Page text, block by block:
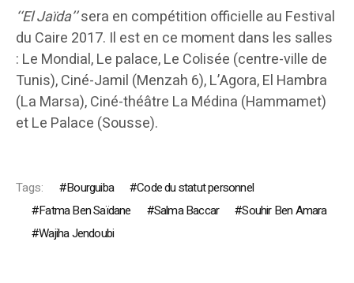
‘‘El Jaïda’’sera en compétition officielle au Festival
du Caire 2017. Il est en ce moment dans les salles
: Le Mondial, Le palace, Le Colisée (centre-ville de
Tunis), Ciné-Jamil (Menzah 6), L’Agora, El Hambra
(La Marsa), Ciné-théâtre La Médina (Hammamet)
et Le Palace (Sousse).
Tags: Bourguiba
Code du statut personnel
Fatma Ben Saïdane
Salma Baccar
Souhir Ben Amara
Wajiha Jendoubi